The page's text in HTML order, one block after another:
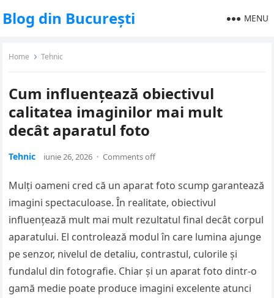
Blog din București MENU
Home Tehnic
Cum influențează obiectivul
calitatea imaginilor mai mult
decât aparatul foto
Tehnic iunie 26, 2026 · Comments off
Mulți oameni cred că un aparat foto scump garantează
imagini spectaculoase. În realitate, obiectivul
influențează mult mai mult rezultatul final decât corpul
aparatului. El controlează modul în care lumina ajunge
pe senzor, nivelul de detaliu, contrastul, culorile și
fundalul din fotografie. Chiar și un aparat foto dintr-o
gamă medie poate produce imagini excelente atunci